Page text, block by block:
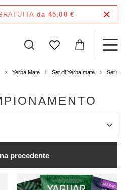
da 45,00 €
Yerba Mate Set di Yerba mate Set
precedente